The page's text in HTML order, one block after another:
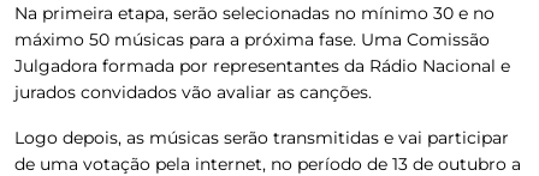
Na primeira etapa, serão selecionadas no mínimo 30 e no
máximo 50 músicas para a próxima fase. Uma Comissão
Julgadora formada por representantes da Rádio Nacional e
jurados convidados vão avaliar as canções.
Logo depois, as músicas serão transmitidas e vai participar
de uma votação pela internet, no período de 13 de outubro a